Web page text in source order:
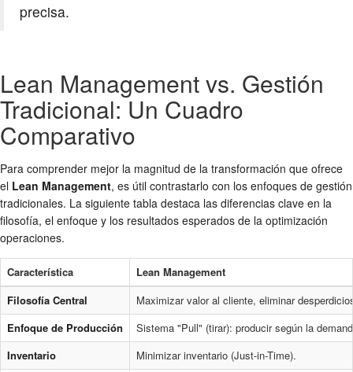
precisa.
Lean Management vs. Gestión
Tradicional: Un Cuadro
Comparativo
Para comprender mejor la magnitud de la transformación que ofrece
el Lean Management, es útil contrastarlo con los enfoques de gestión
tradicionales. La siguiente tabla destaca las diferencias clave en la
filosofía, el enfoque y los resultados esperados de la optimización
operaciones.
Característica
Lean Management
Filosofía Central
Maximizar valor al cliente, eliminar
Enfoque de Producción
Sistema "Pull" (tirar): producir según la
Inventario
Minimizar inventario (Just-in-Time).